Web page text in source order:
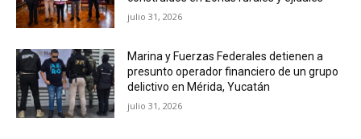
julio 31, 2026
Marina y Fuerzas Federales detienen a
presunto operador financiero de un grupo
delictivo en Mérida, Yucatán
julio 31, 2026